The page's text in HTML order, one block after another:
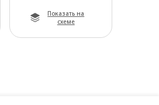
Показать на
схеме